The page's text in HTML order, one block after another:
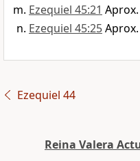
Ezequiel 45:21 Aprox.
Ezequiel 45:25
Ezequiel 44
Reina Valera